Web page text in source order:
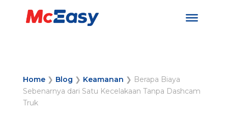
Home❯ Blog ❯ Keamanan ❯ Berapa Biaya
Sebenarnya dari Satu Kecelakaan Tanpa Dashcam
Truk